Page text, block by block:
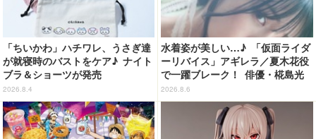
「ちいかわ」ハチワレ、うさぎ達
が就寝時のバストをケア♪ ナイト
ブラ＆ショーツが発売
2026.8.4
水着姿が美しい…♪ 「仮面ライダ
ーリバイス」アギレラ／夏木花役
で一躍ブレーク！ 俳優・椛島光
の2nd写真集が予約開始
2026.8.6